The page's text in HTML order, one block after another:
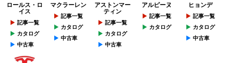
ロールス・ロ
イス
記事一覧
カタログ
中古車
マクラーレン
記事一覧
カタログ
中古車
アストンマー
ティン
記事一覧
カタログ
中古車
アルピーヌ
記事一覧
カタログ
ヒョンデ
記事一覧
カタログ
中古車